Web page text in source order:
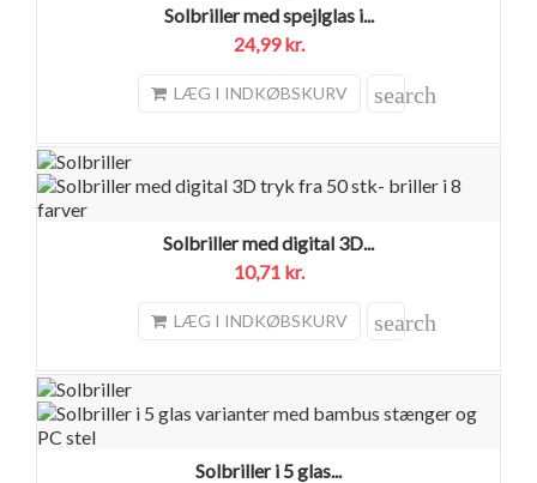
Solbriller med spejlglas i...
24,99 kr.
LÆG I INDKØBSKURV search
Solbriller med digital 3D...
10,71 kr.
LÆG I INDKØBSKURV search
Solbriller i 5 glas...